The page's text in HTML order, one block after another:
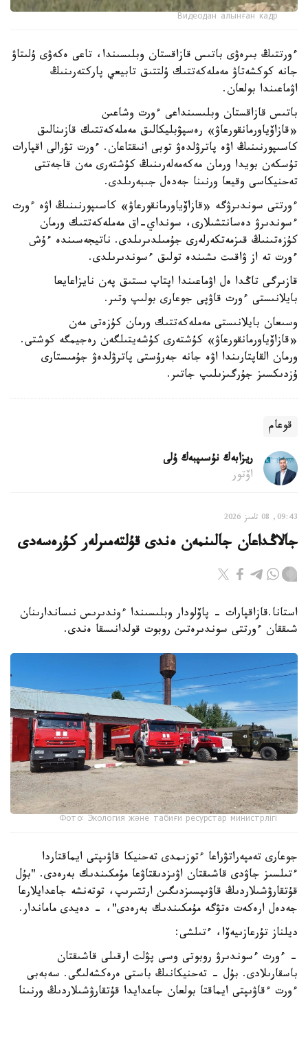
Видеодан алынған кадр
ءورتتىڭ بىرەۋى باتىس قازاقستان وبلىسىندا، تاعى ەكەۋى ۇلىتاۋ
جانە كوكشەتاۋ مەملەكەتتىك ۇلتتىق تابيعي پاركتەرىنىڭ
اۋماعىندا بولعان.
باتىس قازاقستان وبلىسىنداعى ءورت وشاعىن
«قازاۆياورمانقورعاۋ» رەسپۋبليكالىق مەملەكەتتىك قازىنالىق
كاسىپورنىنىڭ اۋە پاترۋلدەۋ توبى انىقتاعان. ءورت تۋرالى اقپارات
تۇسكەن بويدا ورمان مەكەمەلەرىنىڭ كۇشتەرى مەن قاجەتتى
تەحنيكاسى وقيعا ورنىنا جەدەل جىبەرىلدى.
ءورتتى سوندىرۋگە «قازاۆياورمانقورعاۋ» كاسىپورنىنىڭ اۋە ءورت
ءسوندىرۋ دەسانتشىلارى، سونداي-اق مەملەكەتتىك ورمان
كۇزەتىنىڭ قىزمەتكەرلەرى جۇمىلدىرىلدى. ناتيجەسىندە ءۇش
ءورت تە از ۋاقىت ىشىندە تولىق ءسوندىرىلدى.
قازىرگى تاڭدا ەل اۋماعىندا اپتاپ ىستىق پەن نايزاعايعا
بايلانىستى ءورت قاۋپى جوعارى بولىپ وتىر.
وسىعان بايلانىستى مەملەكەتتىك ورمان كۇزەتى مەن
«قازاۆياورمانقورعاۋ» كۇشتەرى كۇشەيتىلگەن رەجيمگە كوشتى.
ورمان القاپتارىندا اۋە جانە جەرۇستى پاترۋلدەۋ جۇمىستارى
ۇزدىكسىز جۇرگىزىلىپ جاتىر.
قوعام
ريزابەك نۇسىپبەك ۇلى
اۆتور
09:43, 08 تامىز 2026
جالاڭداعان جالىنمەن ەندى قۇلتەمىرلەر كۇرەسەدى
استانا.قازاقپارات - پاۆلودار وبلىسىندا ءوندىرىس نىساندارىنان
شىققان ءورتتى سوندىرەتىن روبوت قولدانىسقا ەندى.
Фото: Экология және табиғи ресурстар министрлігі
جوعارى تەمپەراتۋراعا ءتوزىمدى تەحنيكا قاۋىپتى ايماقتاردا
ءتىلسىز جاۋدى قاشىقتان اۋىزدىقتاۋعا مۇمكىندىك بەرەدى. "بۇل
قۇتقارۋشىلاردىڭ قاۋىپسىزدىگىن ارتتىرىپ، توتەنشە جاعدايلارعا
جەدەل ارەكەت ەتۋگە مۇمكىندىك بەرەدى"، - دەيدى ماماندار.
ديلناز تۇرعازىيەۆا، ءتىلشى:
- ءورت ءسوندىرۋ روبوتى وسى پۋلت ارقىلى قاشىقتان
باسقارىلادى. بۇل - تەحنيكانىڭ باستى ەرەكشەلىگى. سەبەبى
ءورت ءقاۋىپتى ايماقتا بولعان جاعدايدا قۇتقارۋشىلاردىڭ ورنىنا